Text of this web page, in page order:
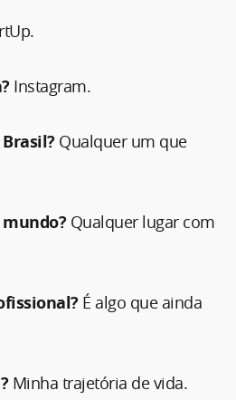
Instagram.
Qualquer um que
Qualquer lugar com
É algo que ainda
Minha trajetória de vida.